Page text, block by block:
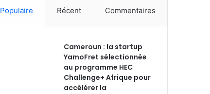
Populaire Récent Commentaires
Cameroun : la startup
YamoFret sélectionnée
au programme HEC
Challenge+ Afrique pour
accélérer la